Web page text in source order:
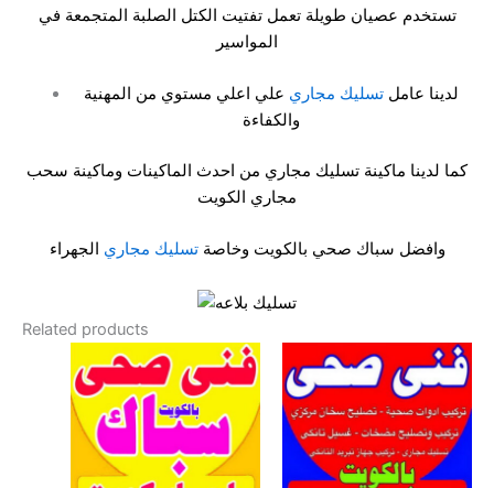
تستخدم عصيان طويلة تعمل تفتيت الكتل الصلبة المتجمعة في
المواسير
لدينا عامل تسليك مجاري علي اعلي مستوي من المهنية
والكفاءة
كما لدينا ماكينة تسليك مجاري من احدث الماكينات وماكينة سحب
مجاري الكويت
وافضل سباك صحي بالكويت وخاصةتسليك مجاري الجهراء
Related products